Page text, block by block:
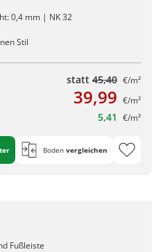
0,4 mm | NK 32
Stil
statt 45,40 €/m²
39,99 €/m²
5,41 €/m²
Boden vergleichen
Fußleiste